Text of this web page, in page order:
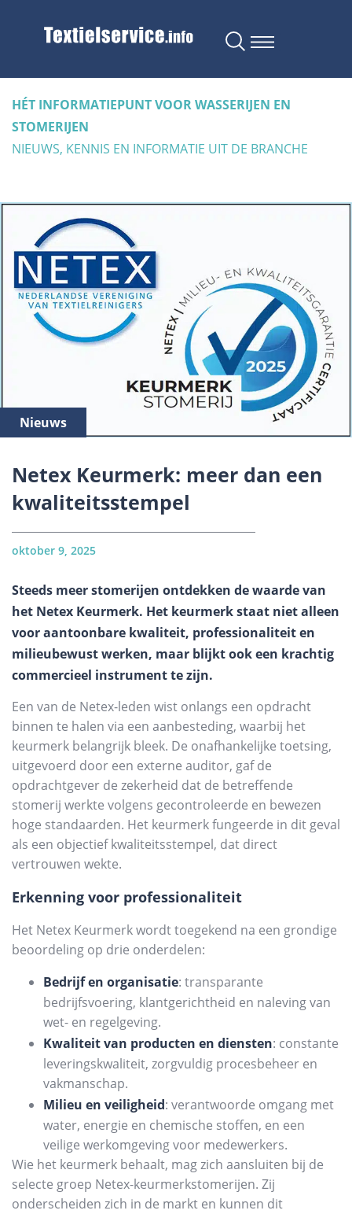
HÉT INFORMATIEPUNT VOOR WASSERIJEN EN
STOMERIJEN
NIEUWS, KENNIS EN INFORMATIE UIT DE BRANCHE
Nieuws
Netex Keurmerk: meer dan een
kwaliteitsstempel
oktober 9, 2025
Steeds meer stomerijen ontdekken de waarde van
het Netex Keurmerk. Het keurmerk staat niet alleen
voor aantoonbare kwaliteit, professionaliteit en
milieubewust werken, maar blijkt ook een krachtig
commercieel instrument te zijn.
Een van de Netex-leden wist onlangs een opdracht
binnen te halen via een aanbesteding, waarbij het
keurmerk belangrijk bleek. De onafhankelijke toetsing,
uitgevoerd door een externe auditor, gaf de
opdrachtgever de zekerheid dat de betreffende
stomerij werkte volgens gecontroleerde en bewezen
hoge standaarden. Het keurmerk fungeerde in dit geval
als een objectief kwaliteitsstempel, dat direct
vertrouwen wekte.
Erkenning voor professionaliteit
Het Netex Keurmerk wordt toegekend na een grondige
beoordeling op drie onderdelen:
Bedrijf en organisatie: transparante
bedrijfsvoering, klantgerichtheid en naleving van
wet- en regelgeving.
Kwaliteit van producten en diensten: constante
leveringskwaliteit, zorgvuldig procesbeheer en
vakmanschap.
Milieu en veiligheid: verantwoorde omgang met
water, energie en chemische stoffen, en een
veilige werkomgeving voor medewerkers.
Wie het keurmerk behaalt, mag zich aansluiten bij de
selecte groep Netex-keurmerkstomerijen. Zij
onderscheiden zich in de markt en kunnen dit